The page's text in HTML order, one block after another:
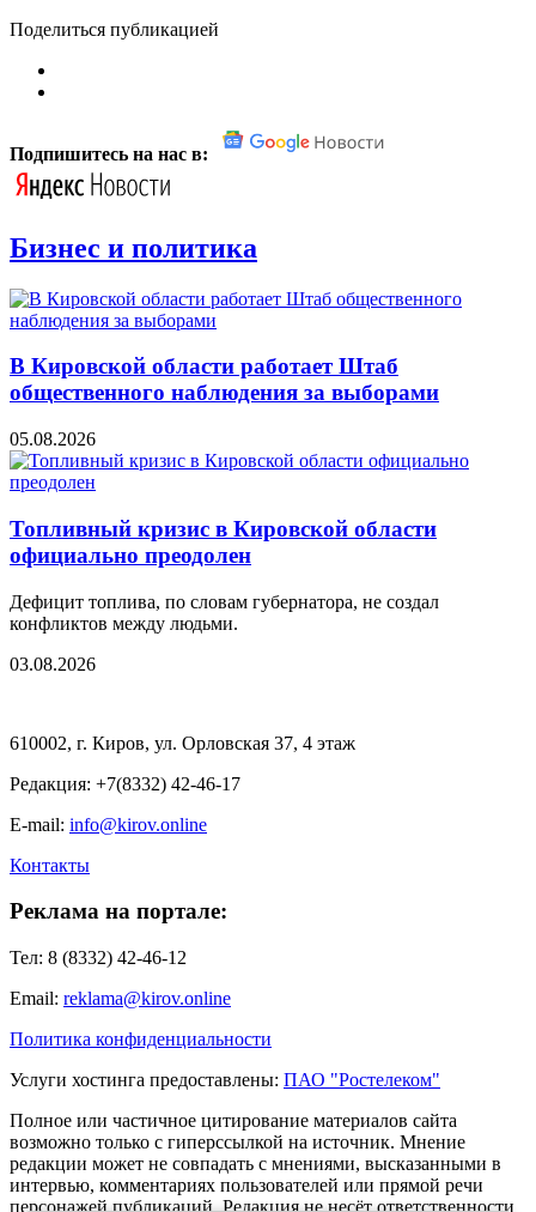
Поделиться публикацией
Подпишитесь на нас в:
Бизнес и политика
В Кировской области работает Штаб
общественного наблюдения за выборами
05.08.2026
Топливный кризис в Кировской области
официально преодолен
Дефицит топлива, по словам губернатора, не создал
конфликтов между людьми.
03.08.2026
610002, г. Киров, ул. Орловская 37, 4 этаж
Редакция: +7(8332) 42-46-17
E-mail: info@kirov.online
Контакты
Реклама на портале:
Тел: 8 (8332) 42-46-12
Email: reklama@kirov.online
Политика конфиденциальности
Услуги хостинга предоставлены: ПАО "Ростелеком"
Полное или частичное цитирование материалов сайта
возможно только с гиперссылкой на источник. Мнение
редакции может не совпадать с мнениями, высказанными в
интервью, комментариях пользователей или прямой речи
персонажей публикаций. Редакция не несёт ответственности